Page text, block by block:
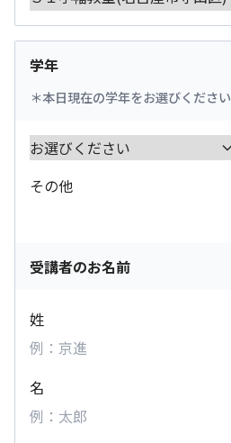
学年
本日現在の学年をお選びください
その他
受講者のお名前
姓
名